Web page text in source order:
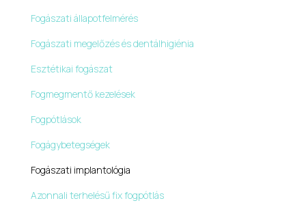
Fogászati állapotfelmérés
Fogászati megelőzés és dentálhigiénia
Esztétikai fogászat
Fogmegmentő kezelések
Fogpótlások
Fogágybetegségek
Fogászati implantológia
Azonnali terhelésű fix fogpótlás